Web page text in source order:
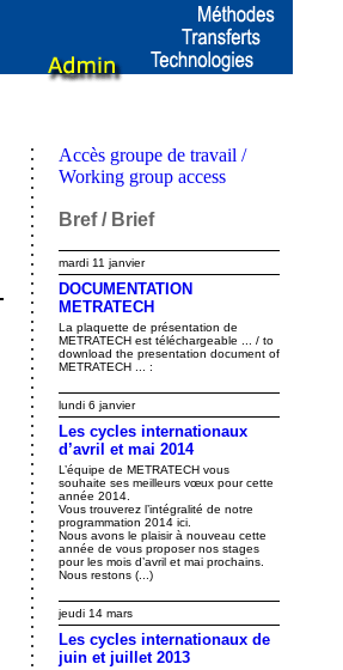
Accès groupe de travail /
Working group access
Bref / Brief
mardi 11 janvier
DOCUMENTATION
METRATECH
La plaquette de présentation de
METRATECH est téléchargeable ... / to
download the presentation document of
METRATECH ... :
lundi 6 janvier
Les cycles internationaux
d’avril et mai 2014
L’équipe de METRATECH vous
souhaite ses meilleurs vœux pour cette
année 2014.
Vous trouverez l’intégralité de notre
programmation 2014 ici.
Nous avons le plaisir à nouveau cette
année de vous proposer nos stages
pour les mois d’avril et mai prochains.
Nous restons (...)
jeudi 14 mars
Les cycles internationaux de
juin et juillet 2013